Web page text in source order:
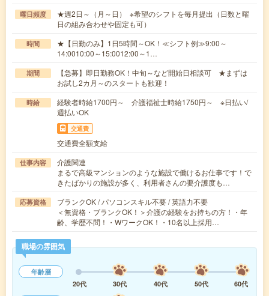
曜日頻度
★週2日～（月～日） ※希望のシフトを毎月提出（日数と曜
日の組み合わせや固定も可）
時間
★【日勤のみ】1日5時間～OK！≪シフト例≫9:00～
14:0010:00～15:0012:00～1…
期間
【急募】即日勤務OK！中旬～など開始日相談可 ★まずは
お試し2カ月～のスタートも歓迎！
時給
経験者時給1700円～ 介護福祉士時給1750円～ ※日払い/
週払いOK
交通費
交通費全額支給
仕事内容
介護関連
まるで高級マンションのような施設で働けるお仕事です！で
きたばかりの施設が多く、利用者さんの要介護度も…
応募資格
ブランクOK / パソコンスキル不要 / 英語力不要
＜無資格・ブランクOK！＞介護の経験をお持ちの方！・年
齢、学歴不問！・WワークOK！・10名以上採用…
職場の雰囲気
年齢層
20代
30代 40代 50代
60代